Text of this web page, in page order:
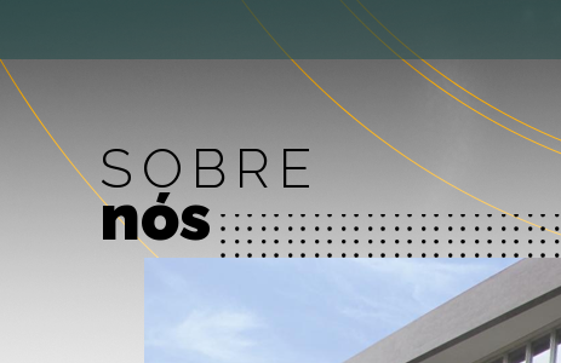
SOBRE
nós